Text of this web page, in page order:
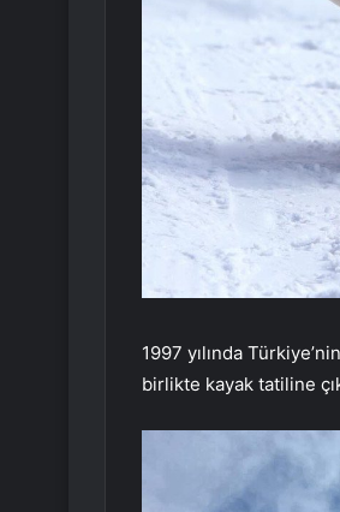
1997 yılında
birlikte kayak tatiline